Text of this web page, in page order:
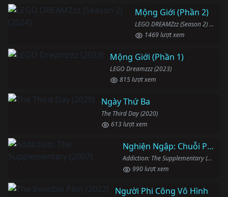
Mộng Giới (Phần 2)
LEGO DREAMZzz (Season 2) (2024)
1469 lượt xem
Mộng Giới (Phần 1)
LEGO Dreamzzz (2023)
815 lượt xem
Ngày Thứ Ba
The Third Day (2020)
613 lượt xem
Nghiện Ngập: Chuỗi Phim Bổ Trợ
Addiction: The Supplementary (2007)
990 lượt xem
Người Phi Công Vô Hình